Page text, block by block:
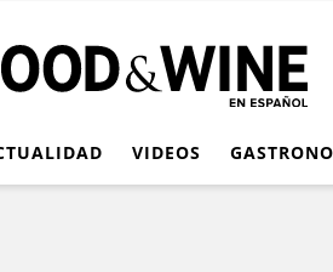
VIDEOS